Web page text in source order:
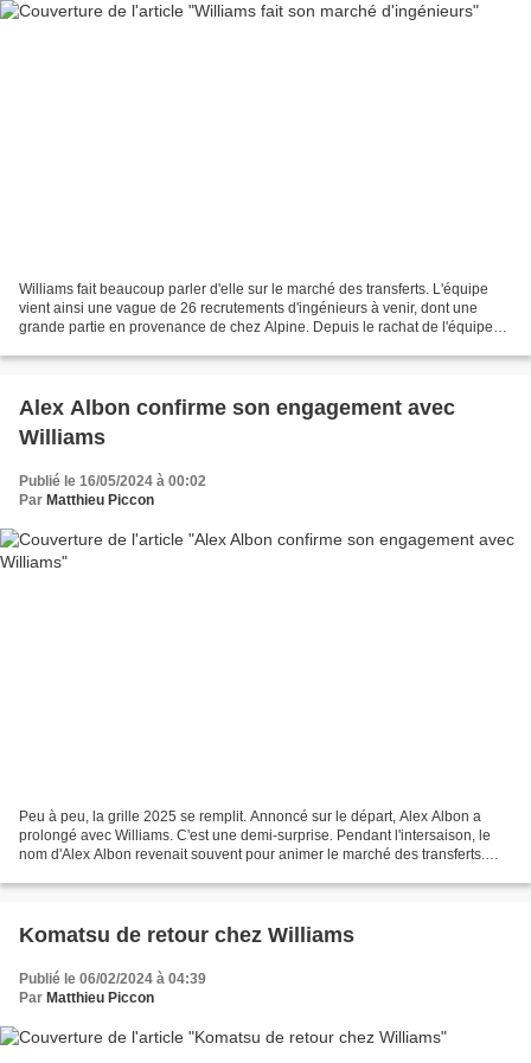
Williams fait beaucoup parler d'elle sur le marché des transferts. L'équipe
vient ainsi une vague de 26 recrutements d'ingénieurs à venir, dont une
grande partie en provenance de chez Alpine. Depuis le rachat de l'équipe
Alex Albon confirme son engagement avec
Williams
Publié le 16/05/2024 à 00:02
Par Matthieu Piccon
Peu à peu, la grille 2025 se remplit. Annoncé sur le départ, Alex Albon a
prolongé avec Williams. C'est une demi-surprise. Pendant l'intersaison, le
nom d'Alex Albon revenait souvent pour animer le marché des transferts.
Komatsu de retour chez Williams
Publié le 06/02/2024 à 04:39
Par Matthieu Piccon